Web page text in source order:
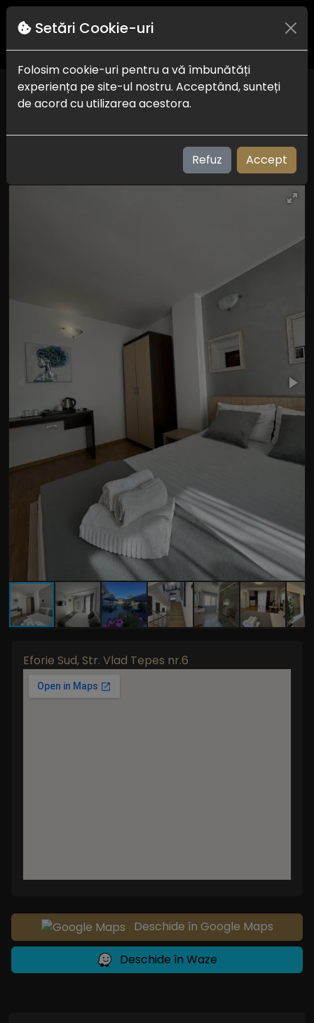
Vila Plexus by Don
Plaja: 200 m
15:00 la 22:00 - 10:00 la 11:00
Eforie Sud, Str. Vlad Tepes nr.6
Deschide în Google Maps
Deschide în Waze
Setări Cookie-uri
Folosim cookie-uri pentru a vă îmbunătăți
experiența pe site-ul nostru. Acceptând, sunteți
de acord cu utilizarea acestora.
Refuz Accept